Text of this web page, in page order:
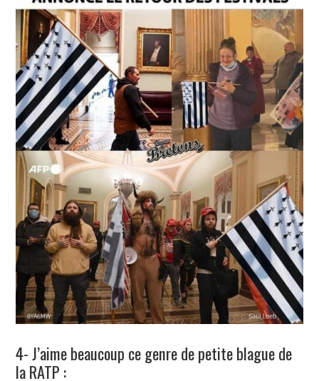
4- J’aime beaucoup ce genre de petite blague de
la RATP :